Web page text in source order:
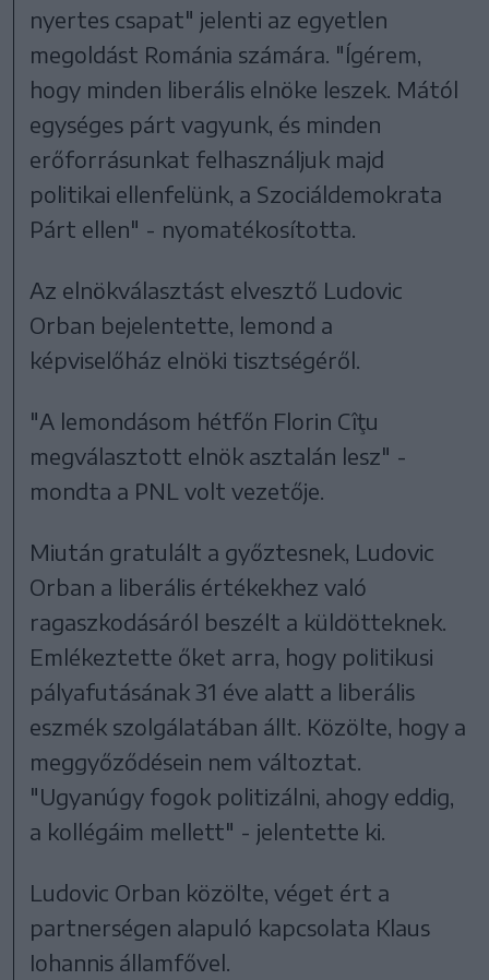
nyertes csapat" jelenti az egyetlen
megoldást Románia számára. "Ígérem,
hogy minden liberális elnöke leszek. Mától
egységes párt vagyunk, és minden
erőforrásunkat felhasználjuk majd
politikai ellenfelünk, a Szociáldemokrata
Párt ellen" - nyomatékosította.
Az elnökválasztást elvesztő Ludovic
Orban bejelentette, lemond a
képviselőház elnöki tisztségéről.
"A lemondásom hétfőn Florin Cîţu
megválasztott elnök asztalán lesz" -
mondta a PNL volt vezetője.
Miután gratulált a győztesnek, Ludovic
Orban a liberális értékekhez való
ragaszkodásáról beszélt a küldötteknek.
Emlékeztette őket arra, hogy politikusi
pályafutásának 31 éve alatt a liberális
eszmék szolgálatában állt. Közölte, hogy a
meggyőződésein nem változtat.
"Ugyanúgy fogok politizálni, ahogy eddig,
a kollégáim mellett" - jelentette ki.
Ludovic Orban közölte, véget ért a
partnerségen alapuló kapcsolata Klaus
Iohannis államfővel.